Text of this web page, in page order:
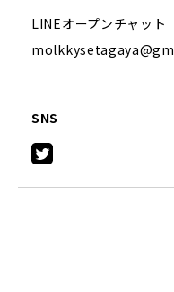
LINEオープンチャット
SNS